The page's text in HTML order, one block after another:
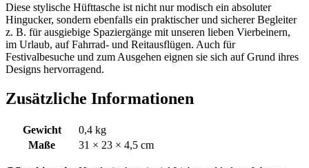
Diese stylische Hüfttasche ist nicht nur modisch ein absoluter
Hingucker, sondern ebenfalls ein praktischer und sicherer Begleiter
z. B. für ausgiebige Spaziergänge mit unseren lieben Vierbeinern,
im Urlaub, auf Fahrrad- und Reitausflügen. Auch für
Festivalbesuche und zum Ausgehen eignen sie sich auf Grund ihres
Designs hervorragend.
Zusätzliche Informationen
Gewicht
0,4 kg
Maße
31 × 23 × 4,5 cm